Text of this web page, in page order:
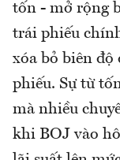
tốn - mở rộng
trái phiếu
xóa bỏ biên
phiếu. Sự từ
mà nhiều
khi BOJ vào